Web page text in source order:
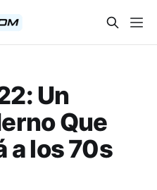
Un
Que
a los 70s